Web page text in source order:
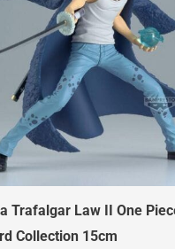
Trafalgar Law II One
Collection 15cm